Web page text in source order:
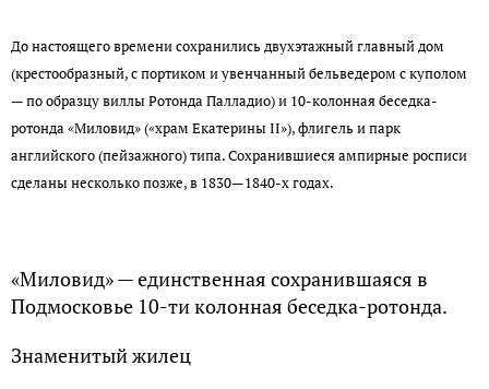
До настоящего времени сохранились двухэтажный главный дом
(крестообразный, с портиком и увенчанный бельведером с куполом
— по образцу виллы Ротонда Палладио) и 10-колонная беседка-
ротонда «Миловид» («храм Екатерины II»), флигель и парк
английского (пейзажного) типа. Сохранившиеся ампирные росписи
сделаны несколько позже, в 1830—1840-х годах.
«Миловид» — единственная сохранившаяся в
Подмосковье 10-ти колонная беседка-ротонда.
Знаменитый жилец